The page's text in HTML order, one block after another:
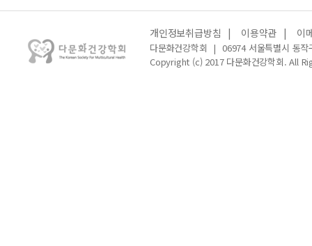
개인정보취급방침 | 이용약관 | 이
다문화건강학회 | 06974 서울특별시 동
Copyright (c) 2017 다문화건강학회. All